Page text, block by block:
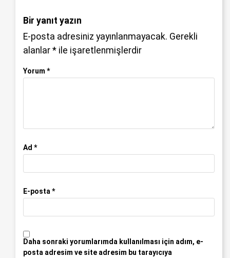
Bir yanıt yazın
E-posta adresiniz yayınlanmayacak. Gerekli
alanlar * ile işaretlenmişlerdir
Yorum *
Ad *
E-posta *
Daha sonraki yorumlarımda kullanılması için adım, e-
posta adresim ve site adresim bu tarayıcıya